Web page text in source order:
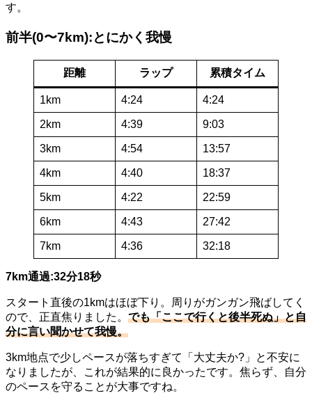
す。
前半(0〜7km):とにかく我慢
距離 ラップ 累積タイム
1km 4:24 4:24
2km 4:39 9:03
3km 4:54 13:57
4km 4:40 18:37
5km 4:22 22:59
6km 4:43 27:42
7km 4:36 32:18
7km通過:32分18秒
スタート直後の1kmはほぼ下り。周りがガンガン飛ばしてく
ので、正直焦りました。 でも「ここで行くと後半死ぬ」と自
分に言い聞かせて我慢。
3km地点で少しペースが落ちすぎて「大丈夫か?」と不安に
なりましたが、これが結果的に良かったです。焦らず、自分
のペースを守ることが大事ですね。